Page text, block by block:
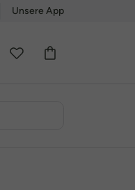
Unsere App